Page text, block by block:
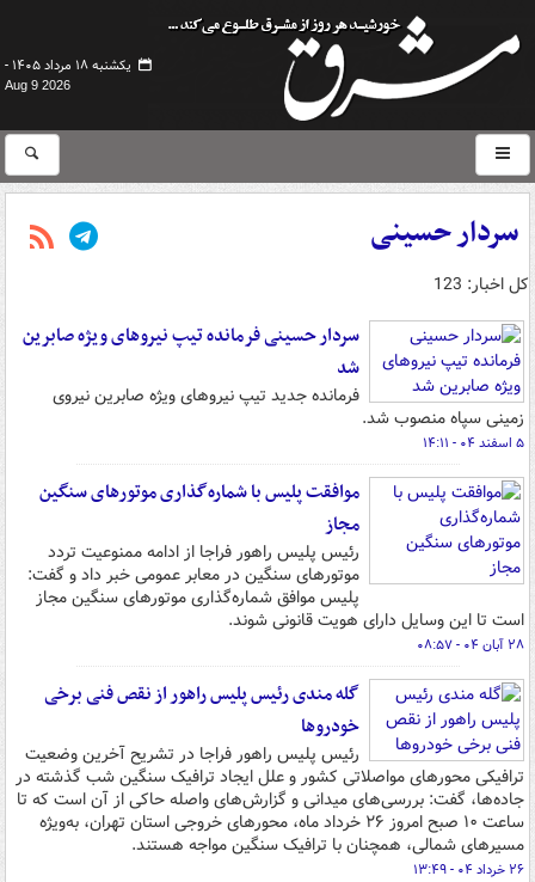
یکشنبه ۱۸ مرداد ۱۴۰۵ -
Aug 9 2026
سردار حسینی
کل اخبار: 123
سردار حسینی فرمانده تیپ نیروهای ویژه صابرین
شد
فرمانده جدید تیپ نیروهای ویژه صابرین نیروی
زمینی سپاه منصوب شد.
۵ اسفند ۰۴ - ۱۴:۱۱
موافقت پلیس با شماره‌گذاری موتورهای سنگین
مجاز
رئیس پلیس راهور فراجا از ادامه ممنوعیت تردد
موتورهای سنگین در معابر عمومی خبر داد و گفت:
پلیس موافق شماره‌گذاری موتورهای سنگین مجاز
است تا این وسایل دارای هویت قانونی شوند.
۲۸ آبان ۰۴ - ۰۸:۵۷
گله مندی رئیس پلیس راهور از نقص فنی برخی
خودروها
رئیس پلیس راهور فراجا در تشریح آخرین وضعیت
ترافیکی محورهای مواصلاتی کشور و علل ایجاد ترافیک سنگین شب گذشته در
جاده‌ها، گفت: بررسی‌های میدانی و گزارش‌های واصله حاکی از آن است که تا
ساعت ۱۰ صبح امروز ۲۶ خرداد ماه، محورهای خروجی استان تهران، به‌ویژه
مسیرهای شمالی، همچنان با ترافیک سنگین مواجه هستند.
۲۶ خرداد ۰۴ - ۱۳:۴۹